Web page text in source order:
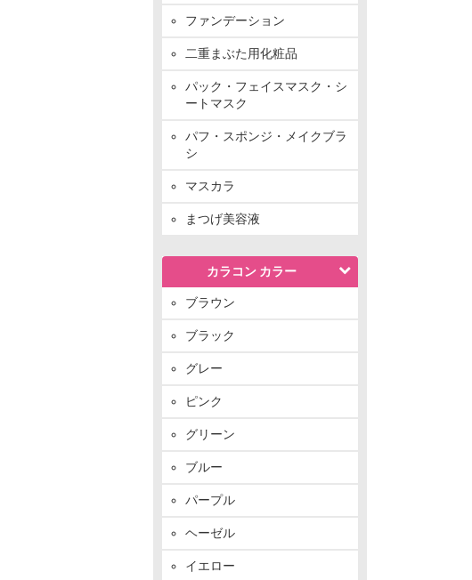
ファンデーション
二重まぶた用化粧品
パック・フェイスマスク・シ
ートマスク
パフ・スポンジ・メイクブラ
シ
マスカラ
まつげ美容液
カラコン カラー
ブラウン
ブラック
グレー
ピンク
グリーン
ブルー
パープル
ヘーゼル
イエロー